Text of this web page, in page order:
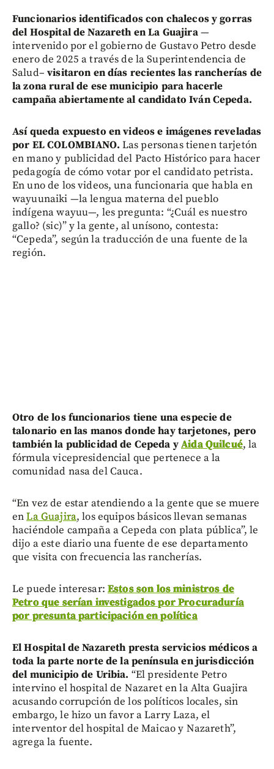
Funcionarios identificados con chalecos y gorras
del Hospital de Nazareth en La Guajira—
intervenido por el gobierno de Gustavo Petro desde
enero de 2025 a través de la Superintendencia de
Salud–visitaron en días recientes las rancherías de
la zona rural de ese municipio para hacerle
campaña abiertamente al candidato Iván Cepeda.
Así queda expuesto en videos e imágenes reveladas
por EL COLOMBIANO. Las personas tienen tarjetón
en mano y publicidad del Pacto Histórico para hacer
pedagogía de cómo votar por el candidato petrista.
En uno de los videos, una funcionaria que habla en
wayuunaiki —la lengua materna del pueblo
indígena wayuu—, les pregunta: “¿Cuál es nuestro
gallo? (sic)” y la gente, al unísono, contesta:
“Cepeda”, según la traducción de una fuente de la
región.
Otro de los funcionarios tiene una especie de
talonario en las manos donde hay tarjetones, pero
también la publicidad de Cepeda yAida Quilcué, la
fórmula vicepresidencial que pertenece a la
comunidad nasa del Cauca.
“En vez de estar atendiendo a la gente que se muere
enLa Guajira, los equipos básicos llevan semanas
haciéndole campaña a Cepeda con plata pública”, le
dijo a este diario una fuente de ese departamento
que visita con frecuencia las rancherías.
Le puede interesar: Estos son los ministros de
Petro que serían investigados por Procuraduría
por presunta participación en política
El Hospital de Nazareth presta servicios médicos a
toda la parte norte de la península en jurisdicción
del municipio de Uribia. “El presidente Petro
intervino el hospital de Nazaret en la Alta Guajira
acusando corrupción de los políticos locales, sin
embargo, le hizo un favor a Larry Laza, el
interventor del hospital de Maicao y Nazareth”,
agrega la fuente.